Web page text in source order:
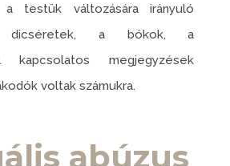
testük változására irányuló
dicséretek, a bókok, a
kapcsolatos megjegyzések
voltak számukra.
abúzus